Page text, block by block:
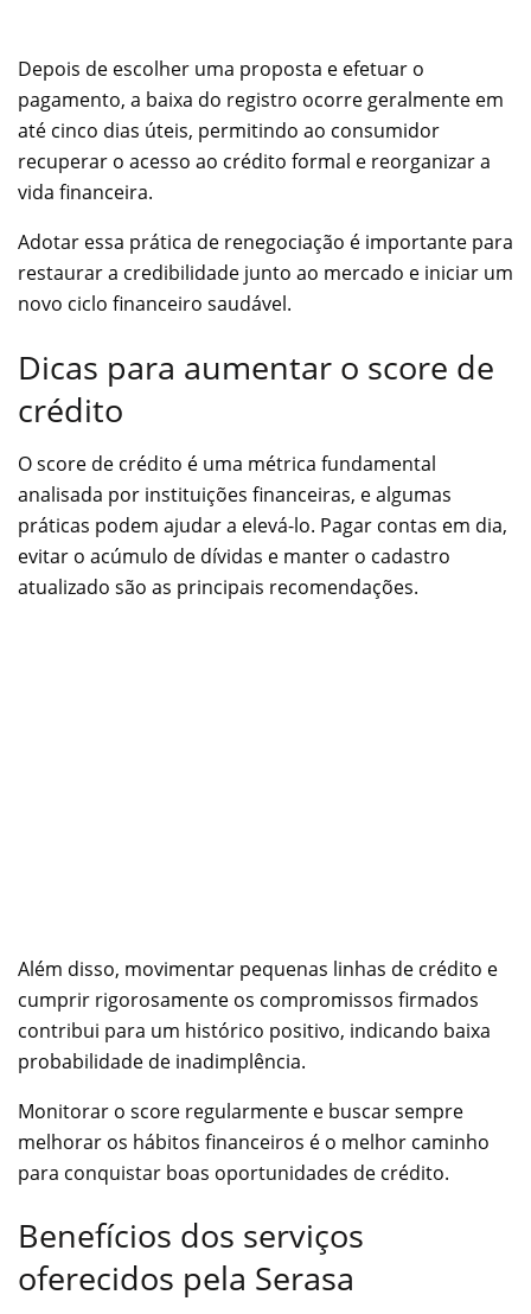
Depois de escolher uma proposta e efetuar o
pagamento, a baixa do registro ocorre geralmente em
até cinco dias úteis, permitindo ao consumidor
recuperar o acesso ao crédito formal e reorganizar a
vida financeira.
Adotar essa prática de renegociação é importante para
restaurar a credibilidade junto ao mercado e iniciar um
novo ciclo financeiro saudável.
Dicas para aumentar o score de
crédito
O score de crédito é uma métrica fundamental
analisada por instituições financeiras, e algumas
práticas podem ajudar a elevá-lo. Pagar contas em dia,
evitar o acúmulo de dívidas e manter o cadastro
atualizado são as principais recomendações.
Além disso, movimentar pequenas linhas de crédito e
cumprir rigorosamente os compromissos firmados
contribui para um histórico positivo, indicando baixa
probabilidade de inadimplência.
Monitorar o score regularmente e buscar sempre
melhorar os hábitos financeiros é o melhor caminho
para conquistar boas oportunidades de crédito.
Benefícios dos serviços
oferecidos pela Serasa